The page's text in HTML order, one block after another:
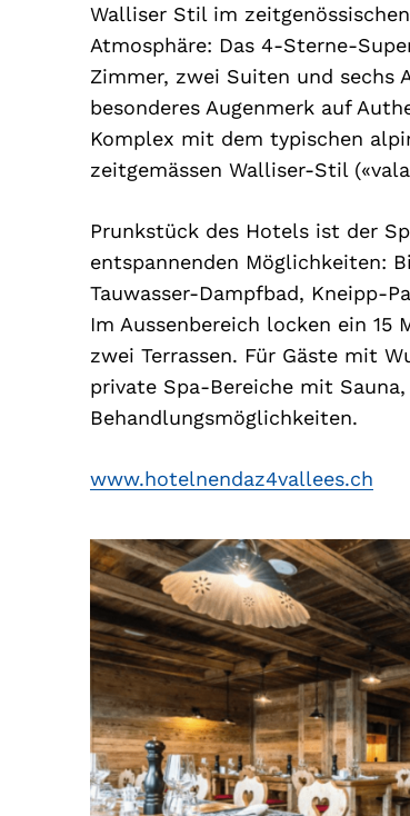
Walliser Stil im
Atmosphäre: Das 4-Sterne-
Zimmer, zwei Suiten und sechs
besonderes Augenmerk auf
Komplex mit dem typischen
zeitgemässen Walliser-Stil
Prunkstück des Hotels ist der
entspannenden Möglichkeiten:
Tauwasser-Dampfbad, Kneipp-
Im Aussenbereich locken ein
zwei Terrassen. Für Gäste mit
private Spa-Bereiche mit
Behandlungsmöglichkeiten.
www.hotelnendaz4vallees.ch